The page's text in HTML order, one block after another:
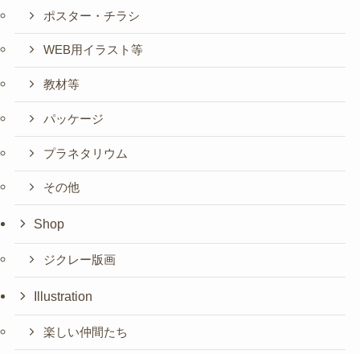
ポスター・チラシ
WEB用イラスト等
教材等
パッケージ
プラネタリウム
その他
Shop
ジクレー版画
Illustration
楽しい仲間たち